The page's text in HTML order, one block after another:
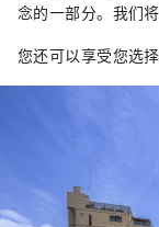
念的一部分。我们
您还可以享受您选